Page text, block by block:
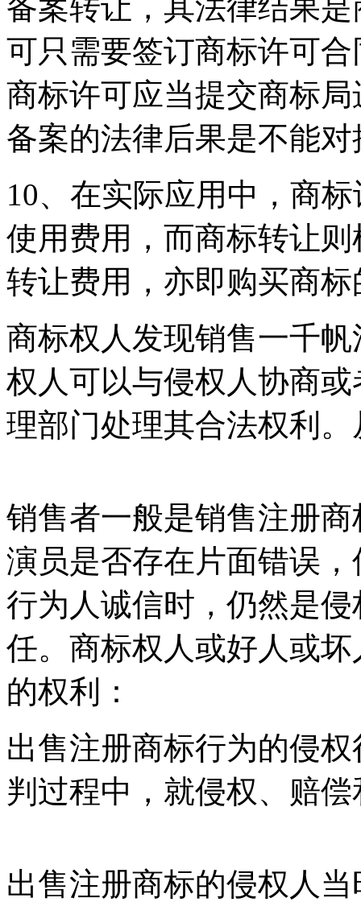
备案转让，其法律结果
可只需要签订商标许可
商标许可应当提交商标
备案的法律后果是不能
10、在实际应用中，商
使用费用，而商标转让
转让费用，亦即购买商
商标权人发现销售一千
权人可以与侵权人协商
理部门处理其合法权利
销售者一般是销售注册
演员是否存在片面错误
行为人诚信时，仍然是
任。商标权人或好人或
的权利：
出售注册商标行为的侵
判过程中，就侵权、赔
出售注册商标的侵权人